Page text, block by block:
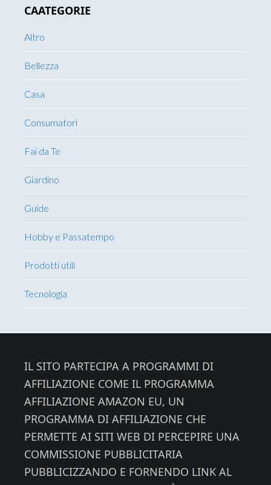
CAATEGORIE
Altro
Bellezza
Casa
Consumatori
Fai da Te
Giardino
Guide
Hobby e Passatempo
Prodotti utili
Tecnologia
IL SITO PARTECIPA A PROGRAMMI DI
AFFILIAZIONE COME IL PROGRAMMA
AFFILIAZIONE AMAZON EU, UN
PROGRAMMA DI AFFILIAZIONE CHE
PERMETTE AI SITI WEB DI PERCEPIRE UNA
COMMISSIONE PUBBLICITARIA
PUBBLICIZZANDO E FORNENDO LINK AL